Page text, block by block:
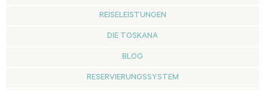
REISELEISTUNGEN
DIE TOSKANA
BLOG
RESERVIERUNGSSYSTEM